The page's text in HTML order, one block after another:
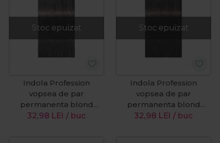
Stoc epuizat
Indola Profession
vopsea de par
permanenta blond
deschis auriu aramiu
32,98 LEI / buc
Stoc epuizat
Indola Profession
vopsea de par
permanenta blond
inchis rosu natural 6.60
32,98 LEI / buc